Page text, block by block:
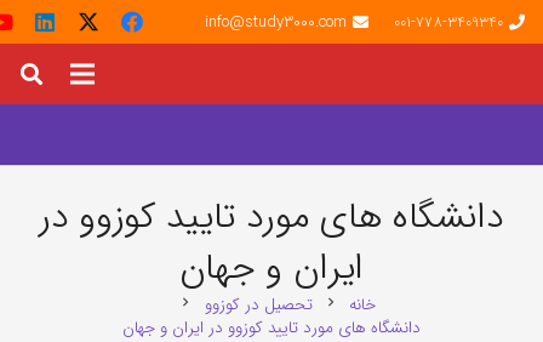
001-778-3409340
info@study3000.com
دانشگاه های مورد تایید کوزوو در
ایران و جهان
خانه chevron_right تحصیل در کوزوو chevron_right
دانشگاه های مورد تایید کوزوو در ایران و جهان